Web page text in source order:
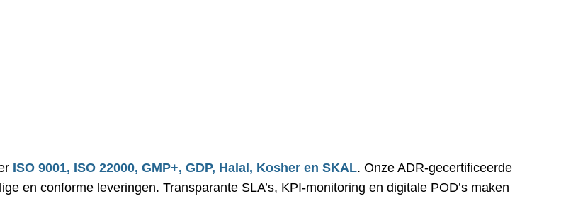
ISO 9001, ISO 22000, GMP+, GDP, Halal, Kosher en SKAL. Onze ADR-gecertificeerde
en conforme leveringen. Transparante SLA’s, KPI-monitoring en digitale POD’s maken